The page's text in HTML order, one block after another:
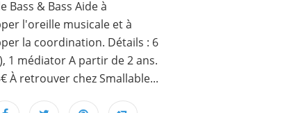
Bass & Bass Aide à
l'oreille musicale et à
la coordination. Détails : 6
1 médiator A partir de 2 ans.
À retrouver chez Smallable...